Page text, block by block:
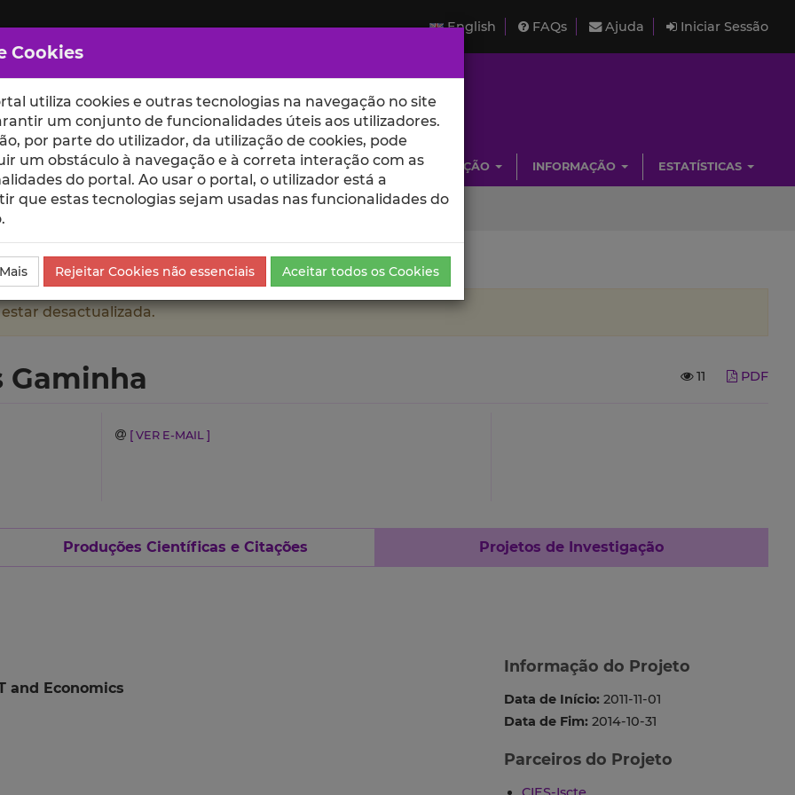
English FAQs Ajuda Iniciar Sessão
ESCOLAS UNIDADES INVESTIGAÇÃO INFORMAÇÃO ESTATÍSTICAS
Projetos de Investigação
desactualizada.
11 PDF
Gaminha
[ VER E-MAIL ]
Produções Científicas e Citações Projetos de Investigação
and Economics
Informação do Projeto
Data de Início: 2011-11-01
Data de Fim: 2014-10-31
Parceiros do Projeto
Cookies
utiliza cookies e outras tecnologias na navegação no site
um conjunto de funcionalidades úteis aos utilizadores.
por parte do utilizador, da utilização de cookies, pode
um obstáculo à navegação e à correta interação com as
do portal. Ao usar o portal, o utilizador está a
que estas tecnologias sejam usadas nas funcionalidades do
Rejeitar Cookies não essenciais Aceitar todos os Cookies